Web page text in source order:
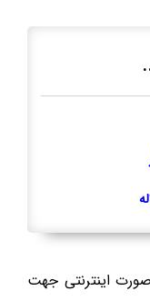
اینترنتی جهت